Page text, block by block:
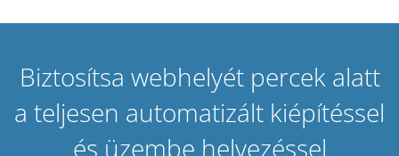
Biztosítsa webhelyét percek alatt
a teljesen automatizált kiépítéssel
és üzembe helyezéssel